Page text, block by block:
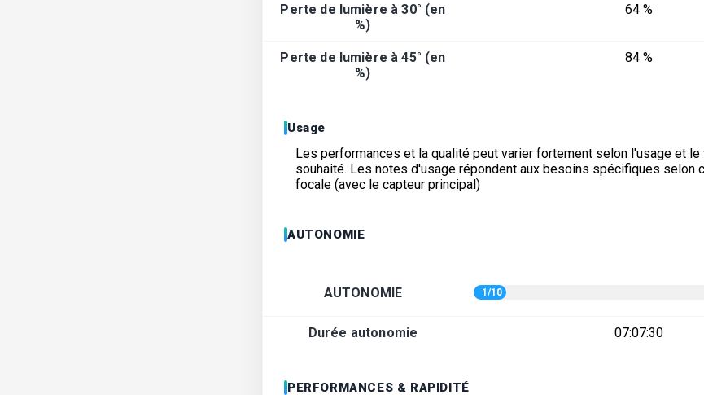
Perte de lumière à 30° (en
%)
64 %
Perte de lumière à 45° (en
%)
84 %
Usage
Les performances et la qualité peut varier fortement selon l'usage et
souhaité. Les notes d'usage répondent aux besoins spécifiques selon
focale (avec le capteur principal)
AUTONOMIE
AUTONOMIE 1/10
Durée autonomie 07:07:30
PERFORMANCES & RAPIDITÉ